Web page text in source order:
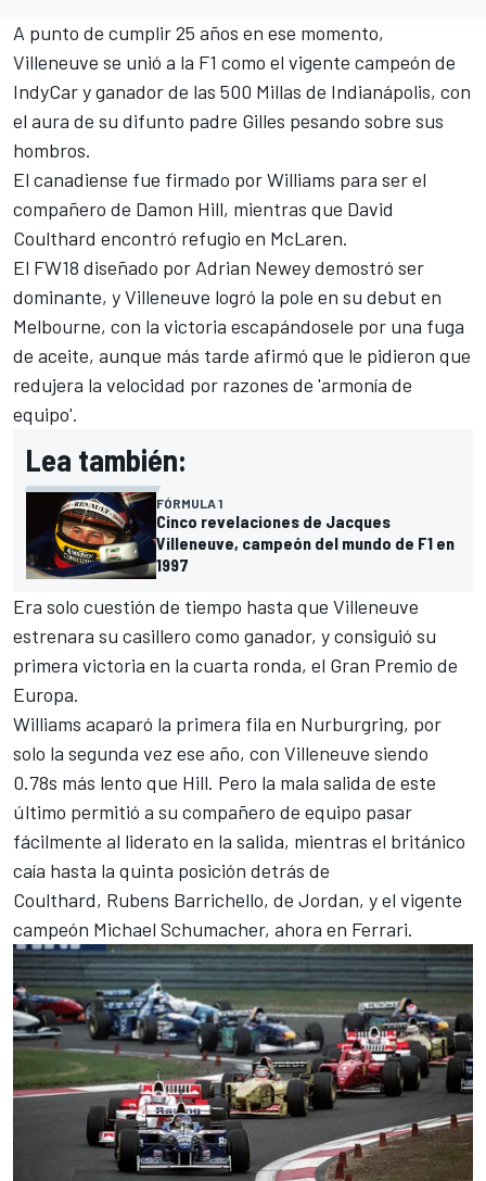
A punto de cumplir 25 años en ese momento,
Villeneuve se unió a la F1 como el vigente campeón de
IndyCar y ganador de las 500 Millas de Indianápolis, con
el aura de su difunto padre Gilles pesando sobre sus
hombros.
El canadiense fue firmado porWilliams para ser el
compañero de Damon Hill, mientras que David
Coulthard encontró refugio en McLaren.
El FW18 diseñado por Adrian Newey demostró ser
dominante, y Villeneuve logró la pole en su debut en
Melbourne, con la victoria escapándosele por una fuga
de aceite, aunque más tarde afirmó que le pidieron que
redujera la velocidad por razones de 'armonía de
equipo'.
Lea también:
FÓRMULA 1
Cinco revelaciones de Jacques
Villeneuve, campeón del mundo de F1 en
1997
Era solo cuestión de tiempo hasta que Villeneuve
estrenara su casillero como ganador, y consiguió su
primera victoria en la cuarta ronda, el Gran Premio de
Europa.
Williams acaparó la primera fila en Nurburgring, por
solo la segunda vez ese año, con Villeneuve siendo
0.78s más lento que Hill. Pero la mala salida de este
último permitió a su compañero de equipo pasar
fácilmente al liderato en la salida, mientras el británico
caía hasta la quinta posición detrás de
Coulthard, Rubens Barrichello, de Jordan, y el vigente
campeón Michael Schumacher, ahora en Ferrari.